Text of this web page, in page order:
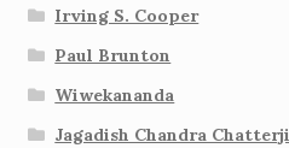
Irving S. Cooper
Paul Brunton
Wiwekananda
Jagadish Chandra Chatterji